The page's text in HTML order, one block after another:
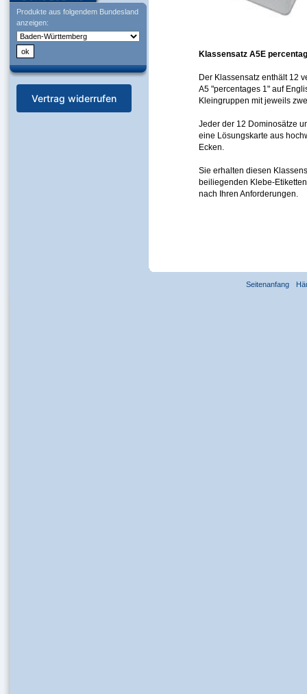
Produkte aus folgendem Bundesland
anzeigen:
Vertrag widerrufen
Klassensatz A5E
Der Klassensatz enthält 12
A5 "percentages 1" auf
Kleingruppen mit jeweils
Jeder der 12 Dominosätze
eine Lösungskarte aus
Ecken.
Sie erhalten diesen
beiliegenden Klebe-
nach Ihren Anforderungen.
Seitenanfang